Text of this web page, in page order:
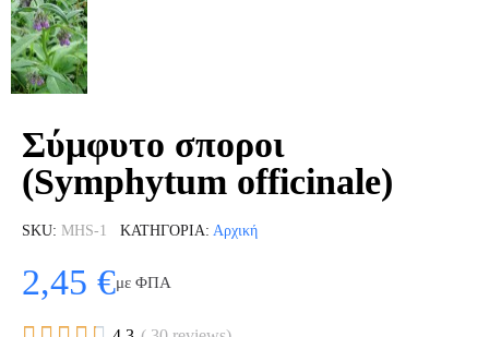
Σύμφυτο σποροι
(Symphytum officinale)
SKU MHS-1 ΚΑΤΗΓΟΡΊΑ Αρχική
2,45 €με ΦΠΑ